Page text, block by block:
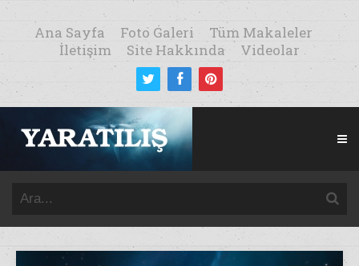
Ana Sayfa Foto Galeri
Tüm Makaleler
İletişim
Site Hakkında Videolar